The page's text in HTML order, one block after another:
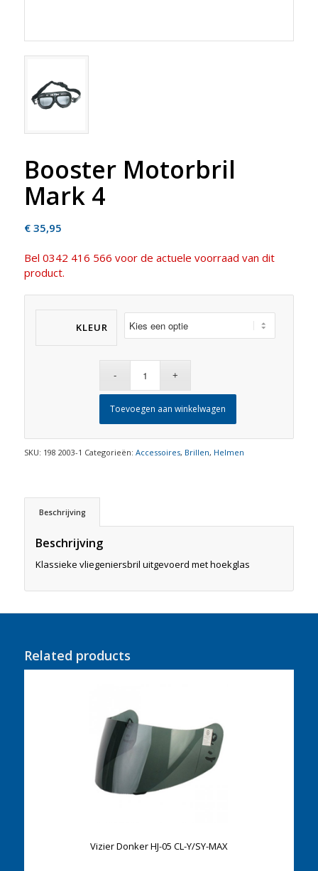
Booster Motorbril
Mark 4
€35,95
Bel 0342 416 566 voor de actuele voorraad van dit
product.
KLEUR
Toevoegen aan winkelwagen
SKU: 198 2003-1 Categorieën: Accessoires, Brillen, Helmen
Beschrijving
Beschrijving
Klassieke vliegeniersbril uitgevoerd met hoekglas
Related products
Vizier Donker HJ-05 CL-Y/SY-MAX